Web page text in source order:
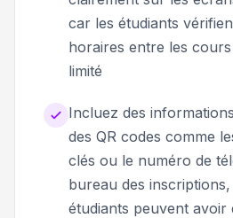
car les étudiants
horaires entre les
limité
Incluez des
des QR codes comme
clés ou le numéro de
bureau des
étudiants peuvent avoir